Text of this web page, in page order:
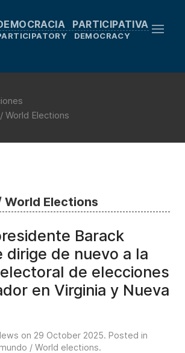
PARTICIPATIVA
DEMOCRACY
World Elections
World Elections
Barack
dirige de nuevo a la
de elecciones
en Virginia y Nueva
on 29 October 2025. Posted in
/ World elections.